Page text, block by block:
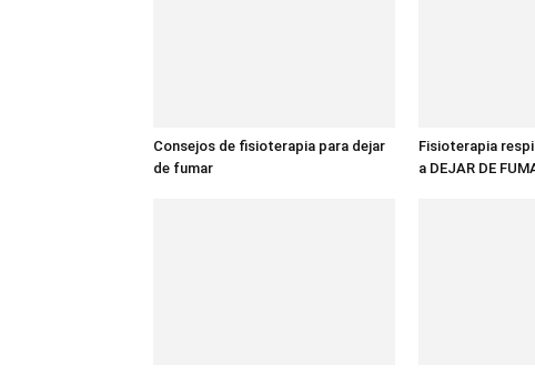
Consejos de fisioterapia para dejar
de fumar
Fisioterapia
a DEJAR DE